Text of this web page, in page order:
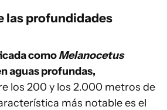
las profundidades
comoMelanocetus
aguas profundas,
los 200 y los 2.000 metros de
más notable es el